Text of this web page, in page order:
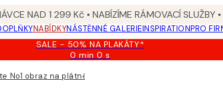
NAD 1 299 Kč • NABÍZÍME RÁMOVACÍ SLUŽBY
NABÍDKYNÁSTĚNNÉ GALERIEINSPIRATIONPRO
SALE - 50% NA PLAKÁTY*
0 min0 s
Platné
No1 obraz na plátně